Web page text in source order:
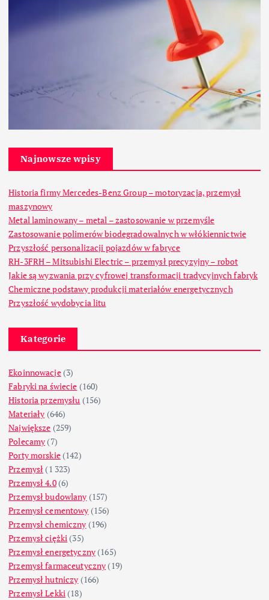
Najnowsze wpisy
Historia firmy Mercedes-Benz Group – motoryzacja, przemysł
maszynowy
Metal laminowany – metal – zastosowanie w przemyśle
Zastosowanie polimerów biodegradowalnych w włókiennictwie
Przyszłość personalizacji pojazdów w fabryce
RH-3FRH – Mitsubishi Electric – przemysł precyzyjny – robot
Jakie są wyzwania przy cyfrowej transformacji tradycyjnych fabryk
Chemiczne podstawy produkcji materiałów energetycznych
Przyszłość wydobycia litu
Kategorie
Ekoinnowacje(3)
Fabryki na świecie (160)
Historia przemysłu (156)
Materiały (646)
Największe (259)
Polecamy (7)
Porty morskie(142)
Przemysł (1 323)
Przemysł 4.0(6)
Przemysł budowlany (157)
Przemysł cementowy (156)
Przemysł chemiczny (196)
Przemysł ciężki (35)
Przemysł energetyczny (165)
Przemysł farmaceutyczny (19)
Przemysł hutniczy (166)
Przemysł Lekki (18)